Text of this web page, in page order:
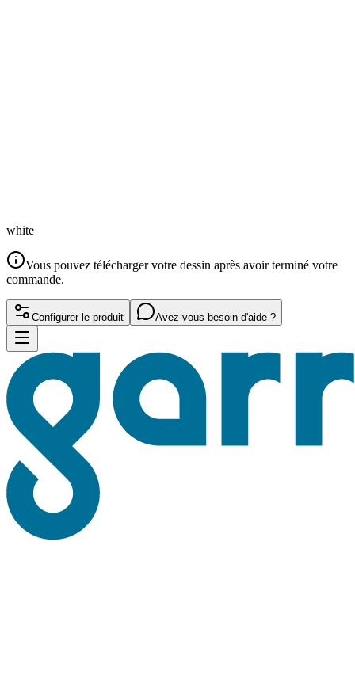
white
Vous pouvez télécharger votre dessin après avoir terminé votre
commande.
Configurer le produit Avez-vous besoin d'aide ?